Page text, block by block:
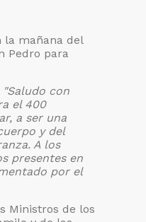
la mañana del
Pedro para
"Saludo con
el 400
a ser una
y del
A los
presentes en
por el
Ministros de los